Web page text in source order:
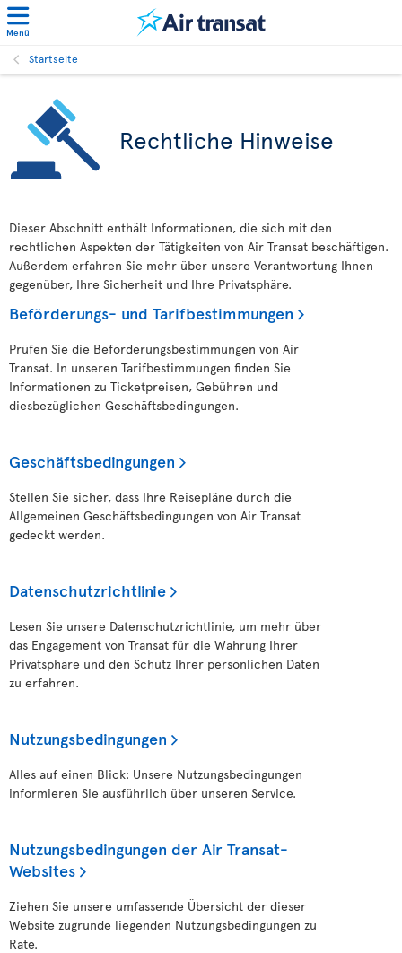
Menü
Startseite
Rechtliche Hinweise
Dieser Abschnitt enthält Informationen, die sich mit den
rechtlichen Aspekten der Tätigkeiten von Air Transat beschäftigen.
Außerdem erfahren Sie mehr über unsere Verantwortung Ihnen
gegenüber, Ihre Sicherheit und Ihre Privatsphäre.
Beförderungs- und Tarifbestimmungen
Prüfen Sie die Beförderungsbestimmungen von Air
Transat. In unseren Tarifbestimmungen finden Sie
Informationen zu Ticketpreisen, Gebühren und
diesbezüglichen Geschäftsbedingungen.
Geschäftsbedingungen
Stellen Sie sicher, dass Ihre Reisepläne durch die
Allgemeinen Geschäftsbedingungen von Air Transat
gedeckt werden.
Datenschutzrichtlinie
Lesen Sie unsere Datenschutzrichtlinie, um mehr über
das Engagement von Transat für die Wahrung Ihrer
Privatsphäre und den Schutz Ihrer persönlichen Daten
zu erfahren.
Nutzungsbedingungen
Alles auf einen Blick: Unsere Nutzungsbedingungen
informieren Sie ausführlich über unseren Service.
Nutzungsbedingungen der Air Transat-
Websites
Ziehen Sie unsere umfassende Übersicht der dieser
Website zugrunde liegenden Nutzungsbedingungen zu
Rate.